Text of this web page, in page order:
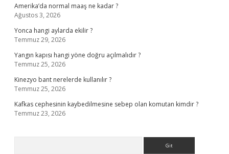
Amerika’da normal maaş ne kadar ?
Ağustos 3, 2026
Yonca hangi aylarda ekilir ?
Temmuz 29, 2026
Yangın kapısı hangi yöne doğru açılmalıdır ?
Temmuz 25, 2026
Kinezyo bant nerelerde kullanılır ?
Temmuz 25, 2026
Kafkas cephesinin kaybedilmesine sebep olan komutan kimdir ?
Temmuz 23, 2026